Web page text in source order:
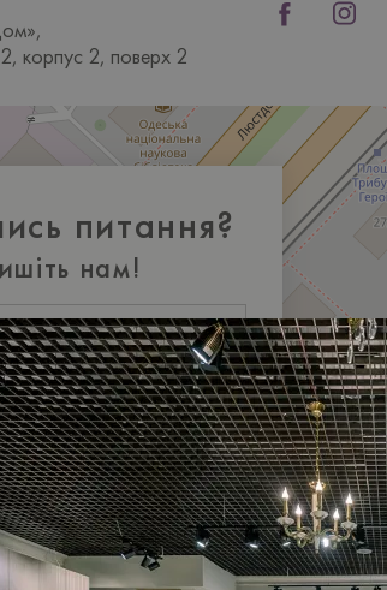
корпус 2, поверх 2
питання?
нам!